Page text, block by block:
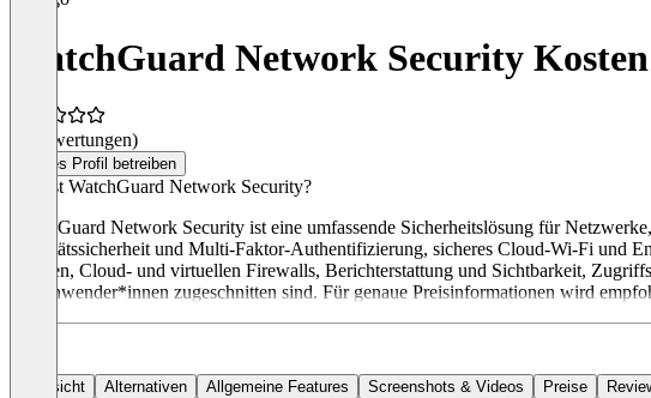
WatchGuard Network Security Kosten
(0 Bewertungen)
Dieses Profil betreiben
Was ist WatchGuard Network Security?
WatchGuard Network Security ist eine umfassende Sicherheitslösung für
Identitätssicherheit und Multi-Faktor-Authentifizierung, sicheres Cloud-Wi-Fi und
Geräten, Cloud- und virtuellen Firewalls, Berichterstattung und Sichtbarkeit,
der Anwender*innen zugeschnitten sind. Für genaue Preisinformationen wird
Übersicht Alternativen Allgemeine Features Screenshots & Videos Preise